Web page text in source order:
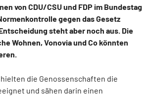
von CDU/CSU und FDP im Bundestag
gegen das Gesetz
steht aber noch aus. Die
Wohnen, Vonovia und Co könnten
die Genossenschaften die
und sähen darin einen